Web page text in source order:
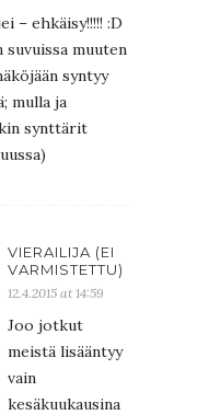
– ehkäisy!!!!! :D
suvuissa muuten
syntyy
mulla ja
synttärit
VIERAILIJA (EI
VARMISTETTU)
12.4.2015 at 14:59
Joo jotkut
meistä lisääntyy
vain
kesäkuukausina